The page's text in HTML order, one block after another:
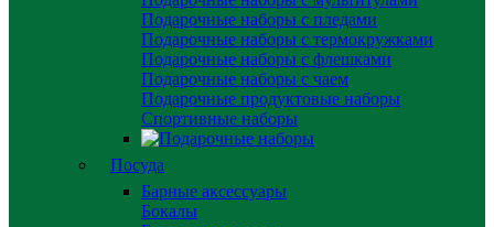
Подарочные наборы с пледами
Подарочные наборы с термокружками
Подарочные наборы с флешками
Подарочные наборы с чаем
Подарочные продуктовые наборы
Спортивные наборы
Посуда
Барные аксессуары
Бокалы